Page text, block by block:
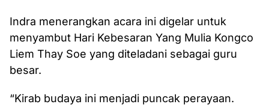
Indra menerangkan acara ini digelar untuk
menyambut Hari Kebesaran Yang Mulia Kongco
Liem Thay Soe yang diteladani sebagai guru
besar.
“Kirab budaya ini menjadi puncak perayaan.